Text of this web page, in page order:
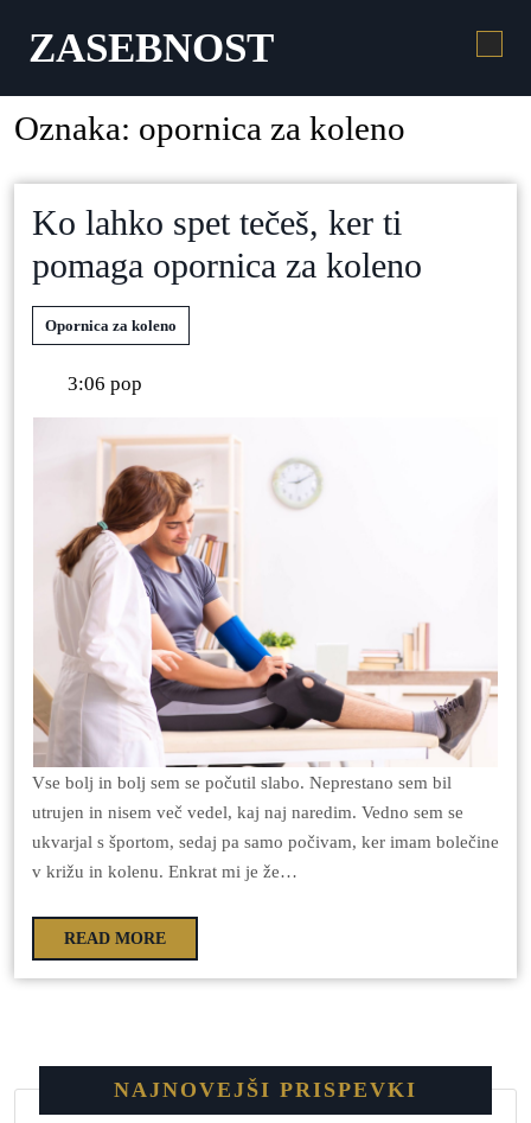
ZASEBNOST
Oznaka: opornica za koleno
Ko lahko spet tečeš, ker ti
pomaga opornica za koleno
Opornica za koleno
3:06 pop
Vse bolj in bolj sem se počutil slabo. Neprestano sem bil
utrujen in nisem več vedel, kaj naj naredim. Vedno sem se
ukvarjal s športom, sedaj pa samo počivam, ker imam bolečine
v križu in kolenu. Enkrat mi je že…
READ MORE
NAJNOVEJŠI PRISPEVKI